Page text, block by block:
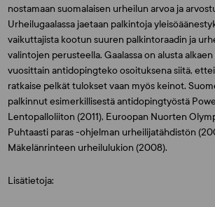
nostamaan suomalaisen urheilun arvoa ja
Urheilugaalassa jaetaan palkintoja
vaikuttajista kootun suuren palkintoraadin ja
valintojen perusteella. Gaalassa on alusta
vuosittain antidopingteko osoituksena siitä,
ratkaise pelkät tulokset vaan myös keinot.
palkinnut esimerkillisestä antidopingtyöstä
Lentopalloliiton (2011), Euroopan Nuorten
Puhtaasti paras -ohjelman urheilijatähdistön
Mäkelänrinteen urheilulukion (2008).
Lisätietoja: